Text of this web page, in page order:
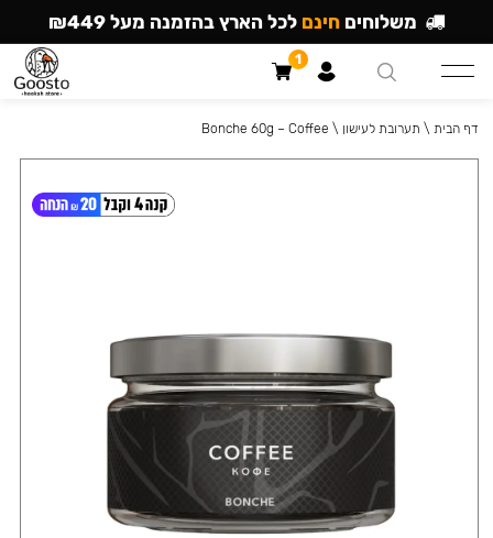
דף הבית \ תערובת לעישון \
Bonche 60g – Coffee
משלוחים חינם לכל הארץ בהזמנה מעל ₪449
1